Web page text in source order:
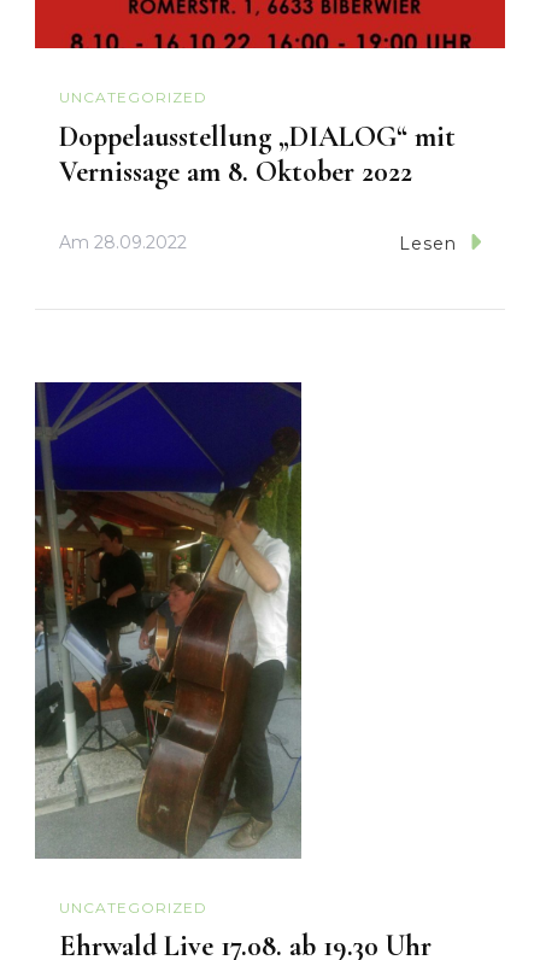
UNCATEGORIZED
Doppelausstellung „DIALOG“ mit
Vernissage am 8. Oktober 2022
Am 28.09.2022 Lesen
UNCATEGORIZED
Ehrwald Live 17.08. ab 19.30 Uhr